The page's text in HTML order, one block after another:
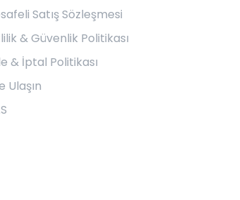
Satış Sözleşmesi
& Güvenlik Politikası
& İptal Politikası
Ulaşın